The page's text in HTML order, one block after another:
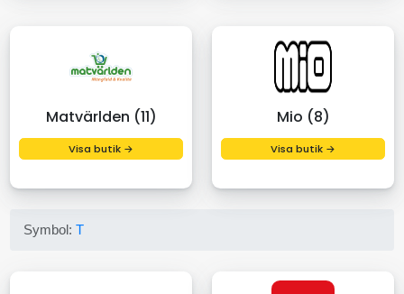
Matvärlden (11)
Visa butik →
Mio (8)
Visa butik →
Symbol:T